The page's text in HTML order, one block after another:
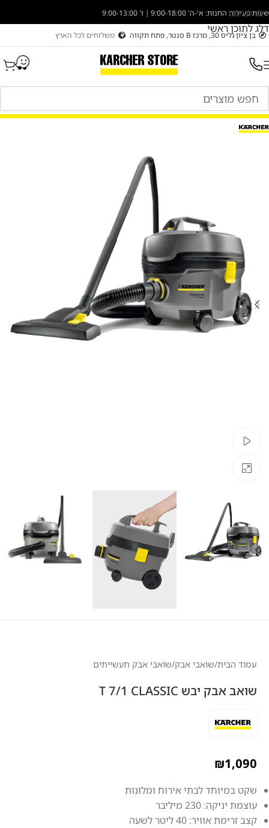
דלג לניווט
דלג לתוכן ראשי
שעות פעילות החנות: א'-ה' 9:00-18:00 | ו' 9:00-13:00
בן ציון גליס 30, מרכז B סנטר, פתח תקווה משלוחים לכל הארץ
עמוד הבית/שואבי אבק/שואבי אבק תעשייתים
שואב אבק יבש T 7/1 CLASSIC
₪1,090
שקט במיוחד לבתי אירוח ומלונות
עוצמת יניקה: 230 מיליבר
קצב זרימת אוויר: 40 ליטר לשעה